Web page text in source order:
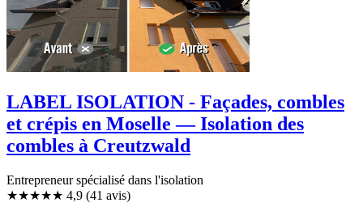
LABEL ISOLATION - Façades, combles
et crépis en Moselle — Isolation des
combles à Creutzwald
Entrepreneur spécialisé dans l'isolation
★★★★★ 4,9 (41 avis)